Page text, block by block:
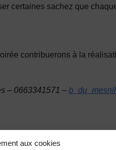
aux cookies
certaines sachez que
contribuerons à la
– 0663341571 –